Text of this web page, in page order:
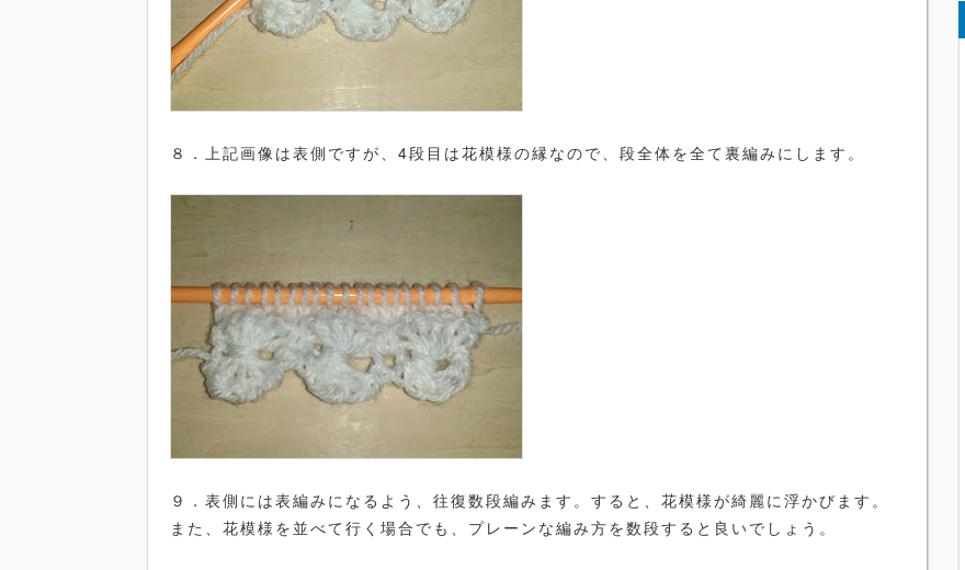
８．上記画像は表側ですが、4段目は花模様の縁なので、段全体を全て裏編みにします。
９．表側には表編みになるよう、往復数段編みます。すると、花模様が綺麗に浮かびます。
また、花模様を並べて行く場合でも、プレーンな編み方を数段すると良いでしょう。